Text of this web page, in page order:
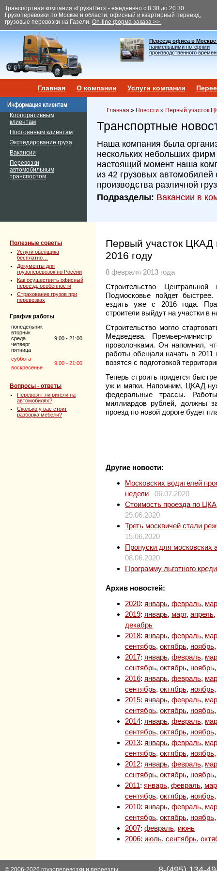
Транспортная компания «ГрузаНет» - ежедневно с 8:30 до 20:30
Грузоперевозки по Москве и области, офисный и квартирный переезд,
грузовые перевозки на Газели. On-line форма заказа >>
Переезд офиса в Москве
наименьшими потерями
производственного
Главная О компании Услуги компании
Корпоративным
клиентам
Постоянным клиентам
Экспедирование груза
Вакансии
Перевозки
автомобильным
транспортом
Главная » Новости » Первый участок
Транспортные
Наша компания была
нескольких небольших фирм
настоящий момент наша
из 42 грузовых автомобилей
производства различной
Подразделы: Вакансии в
Полезные советы
Услуги оценщика
бесплатно…
Документы для
грузоперевозок по России
Как осуществить офисный
переезд, особенности
Страхование грузов при
перевозках
График работы
понедельник
вторник
среда
четверг
пятница
9:00 - 21:00
суббота
9:00 - 21:00
воскресенье
Вопросы - ответы
Перевозят ли ригели на
автомобилях?
Сколько у вас стоит
разборка мебели?
Первый участок ЦКАД
2016 году
8 февраля 2013 года
Строительство
Подмосковье пойдет
ездить уже с 2016 года.
строители выйдут на участки в
Строительство могло
Медведева. Премьер-министр
проволочками. Он напомнил,
работы обещали начать в 2011
возятся с подготовкой
Теперь строить придется
уж и мягки. Напомним, ЦКАД
федеральные трассы.
миллиардов рублей, должны
проезд по новой дороге будет
Другие новости:
Московских водителей
недели
06.07.2020
Стоимость проезда по
29.06.2020
Треть москвичей стали
15.06.2020
Пропуски для московских
08.06.2020
Программу льготного
Архив новостей:
2020: январь, февраль,
2019: январь, март, апрель,
декабрь
2018: январь, февраль,
сентябрь, октябрь, ноябрь
2017: январь, февраль,
сентябрь, октябрь, ноябрь
2016: январь, февраль,
сентябрь, октябрь, ноябрь
2015: январь, февраль,
сентябрь, октябрь, ноябрь
2014: январь, февраль,
сентябрь, октябрь, ноябрь
2013: январь, февраль,
сентябрь, октябрь, ноябрь
2012: январь, февраль,
сентябрь, октябрь, ноябрь
2011: январь, февраль,
сентябрь, октябрь, ноябрь
2010: январь, февраль,
сентябрь, октябрь, ноябрь
2007: февраль, июнь
2006: июль, сентябрь,
© 2006-2026 грузоперевозки и переезды